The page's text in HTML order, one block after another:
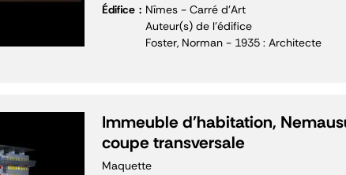
Édifice
Nîmes - Carré d'Art
Auteur(s) de l'édifice
Foster, Norman - 1935 : Architecte
Immeuble d'habitation,
coupe transversale
Maquette